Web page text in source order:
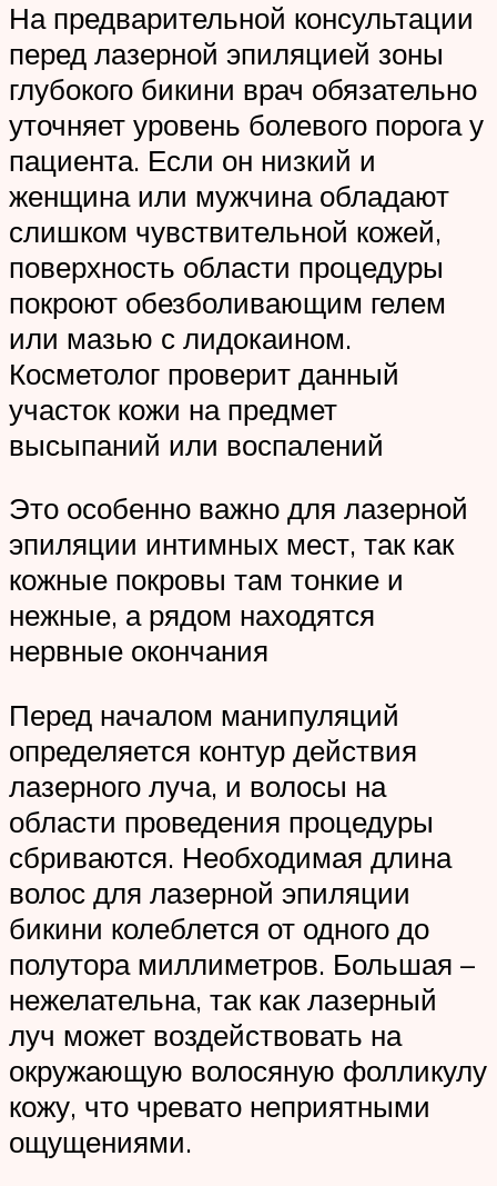
На предварительной консультации
перед лазерной эпиляцией зоны
глубокого бикини врач обязательно
уточняет уровень болевого порога у
пациента. Если он низкий и
женщина или мужчина обладают
слишком чувствительной кожей,
поверхность области процедуры
покроют обезболивающим гелем
или мазью с лидокаином.
Косметолог проверит данный
участок кожи на предмет
высыпаний или воспалений
Это особенно важно для лазерной
эпиляции интимных мест, так как
кожные покровы там тонкие и
нежные, а рядом находятся
нервные окончания
Перед началом манипуляций
определяется контур действия
лазерного луча, и волосы на
области проведения процедуры
сбриваются. Необходимая длина
волос для лазерной эпиляции
бикини колеблется от одного до
полутора миллиметров. Большая –
нежелательна, так как лазерный
луч может воздействовать на
окружающую волосяную фолликулу
кожу, что чревато неприятными
ощущениями.